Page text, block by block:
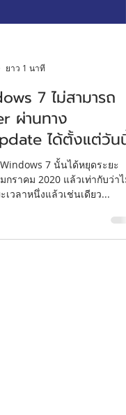
ยาว 1 นาที
7 ไม่สามารถ
ผ่านทาง
ได้ตั้งแต่วันนี้
7 นั้นได้หยุดระยะ
วลาหนึ่งแล้วเช่นเดียว...